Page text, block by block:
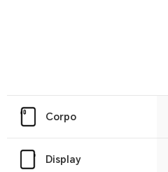
Corpo
Display